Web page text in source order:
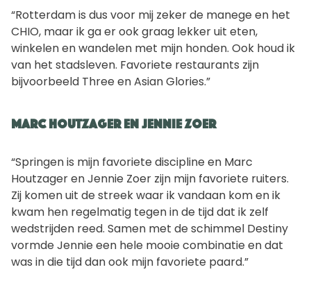
“Rotterdam is dus voor mij zeker de manege en het
CHIO, maar ik ga er ook graag lekker uit eten,
winkelen en wandelen met mijn honden. Ook houd ik
van het stadsleven. Favoriete restaurants zijn
bijvoorbeeld Three en Asian Glories.”
Marc Houtzager en Jennie Zoer
“Springen is mijn favoriete discipline en Marc
Houtzager en Jennie Zoer zijn mijn favoriete ruiters.
Zij komen uit de streek waar ik vandaan kom en ik
kwam hen regelmatig tegen in de tijd dat ik zelf
wedstrijden reed. Samen met de schimmel Destiny
vormde Jennie een hele mooie combinatie en dat
was in die tijd dan ook mijn favoriete paard.”